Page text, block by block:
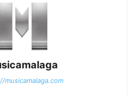
musicamalaga.com